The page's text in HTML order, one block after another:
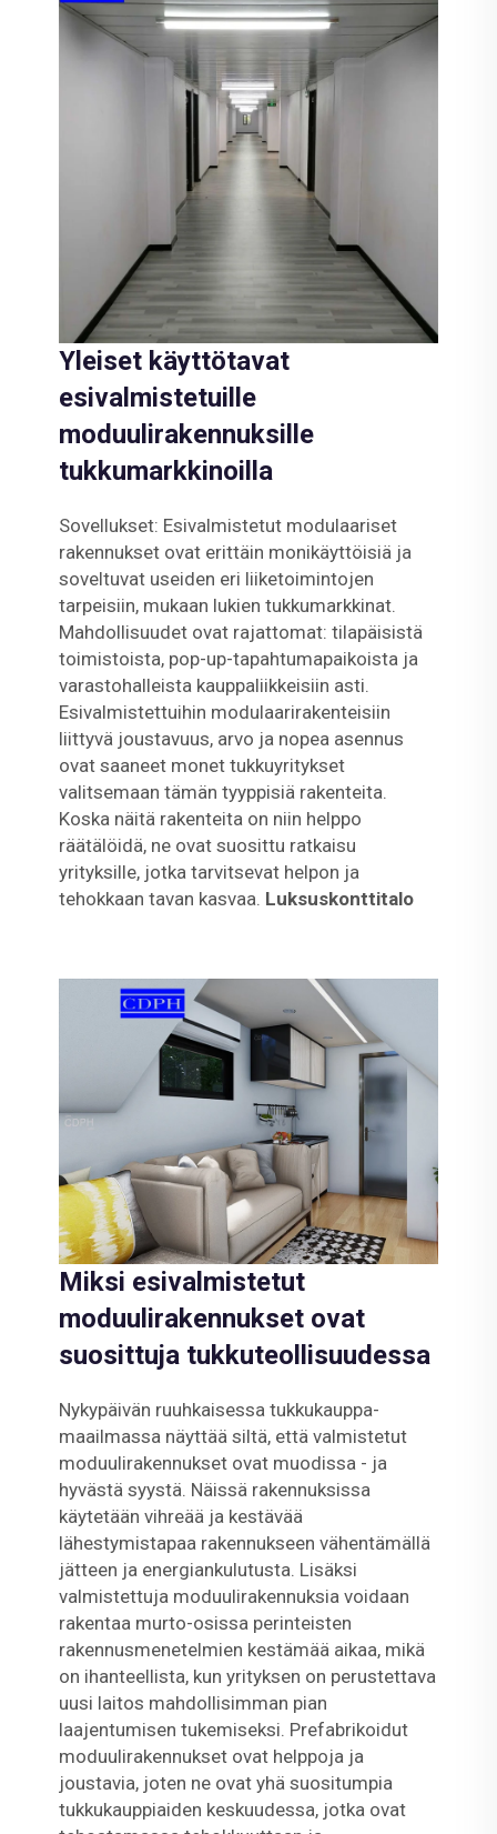
Yleiset käyttötavat
esivalmistetuille
moduulirakennuksille
tukkumarkkinoilla
Sovellukset: Esivalmistetut modulaariset
rakennukset ovat erittäin monikäyttöisiä ja
soveltuvat useiden eri liiketoimintojen
tarpeisiin, mukaan lukien tukkumarkkinat.
Mahdollisuudet ovat rajattomat: tilapäisistä
toimistoista, pop-up-tapahtumapaikoista ja
varastohalleista kauppaliikkeisiin asti.
Esivalmistettuihin modulaarirakenteisiin
liittyvä joustavuus, arvo ja nopea asennus
ovat saaneet monet tukkuyritykset
valitsemaan tämän tyyppisiä rakenteita.
Koska näitä rakenteita on niin helppo
räätälöidä, ne ovat suosittu ratkaisu
yrityksille, jotka tarvitsevat helpon ja
tehokkaan tavan kasvaa. Luksuskonttitalo
Miksi esivalmistetut
moduulirakennukset ovat
suosittuja tukkuteollisuudessa
Nykypäivän ruuhkaisessa tukkukauppa-
maailmassa näyttää siltä, että valmistetut
moduulirakennukset ovat muodissa - ja
hyvästä syystä. Näissä rakennuksissa
käytetään vihreää ja kestävää
lähestymistapaa rakennukseen vähentämällä
jätteen ja energiankulutusta. Lisäksi
valmistettuja moduulirakennuksia voidaan
rakentaa murto-osissa perinteisten
rakennusmenetelmien kestämää aikaa, mikä
on ihanteellista, kun yrityksen on perustettava
uusi laitos mahdollisimman pian
laajentumisen tukemiseksi. Prefabrikoidut
moduulirakennukset ovat helppoja ja
joustavia, joten ne ovat yhä suositumpia
tukkukauppiaiden keskuudessa, jotka ovat